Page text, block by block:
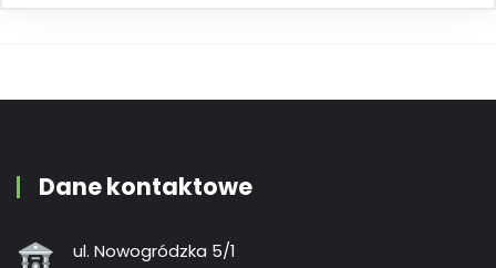
Dane kontaktowe
ul. Nowogródzka 5/1